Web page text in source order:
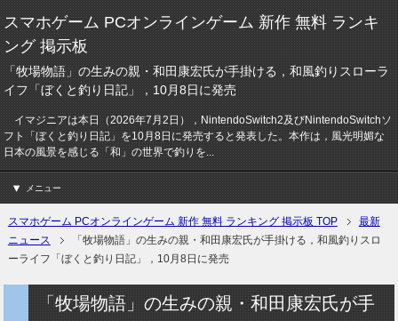
スマホゲーム PCオンラインゲーム 新作 無料 ランキ
ング 掲示板
「牧場物語」の生みの親・和田康宏氏が手掛ける，和風釣りスローラ
イフ「ぼくと釣り日記」，10月8日に発売
イマジニアは本日（2026年7月2日），NintendoSwitch2及びNintendoSwitchソ
フト「ぼくと釣り日記」を10月8日に発売すると発表した。本作は，風光明媚な
日本の風景を感じる「和」の世界で釣りを...
メニュー
スマホゲーム PCオンラインゲーム 新作 無料 ランキング 掲示板 TOP
最新
ニュース
「牧場物語」の生みの親・和田康宏氏が手掛ける，和風釣りスロ
ーライフ「ぼくと釣り日記」，10月8日に発売
「牧場物語」の生みの親・和田康宏氏が手